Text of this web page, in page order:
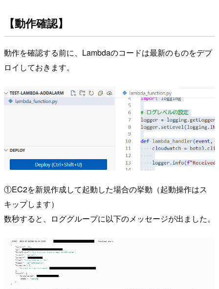
【動作確認】
動作を確認する前に、Lambdaのコードは最新のものをデプ
ロイしておきます。
①EC2を新規作成して起動した場合の挙動（起動操作はス
キップします）
数秒すると、ロググループに以下のメッセージが出ました。